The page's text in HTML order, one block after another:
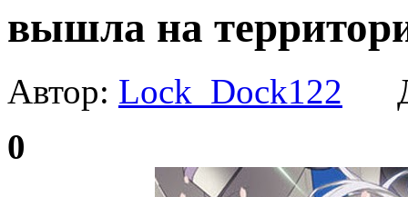
вышла на
Автор: Lock_Dock122
0